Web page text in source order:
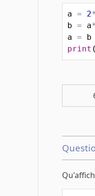
a = 2*
b
= a
a
= b
print (